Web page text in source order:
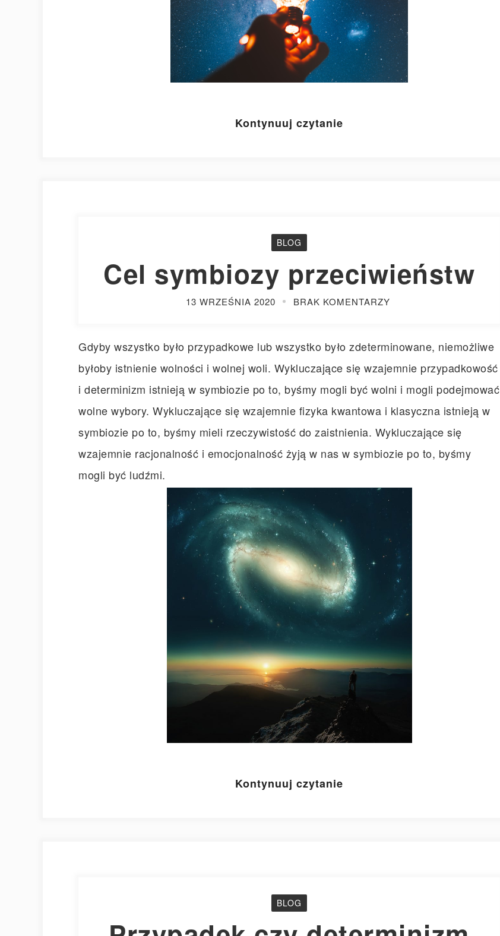
Kontynuuj czytanie
BLOG
Cel symbiozy przeciwieństw
13 WRZEŚNIA 2020 BRAK KOMENTARZY
Gdyby wszystko było przypadkowe lub wszystko było zdeterminowane, niemożliwe
byłoby istnienie wolności i wolnej woli. Wykluczające się wzajemnie przypadkowość
i determinizm istnieją w symbiozie po to, byśmy mogli być wolni i mogli podejmować
wolne wybory. Wykluczające się wzajemnie fizyka kwantowa i klasyczna istnieją w
symbiozie po to, byśmy mieli rzeczywistość do zaistnienia. Wykluczające się
wzajemnie racjonalność i emocjonalność żyją w nas w symbiozie po to, byśmy
mogli być ludźmi.
Kontynuuj czytanie
BLOG